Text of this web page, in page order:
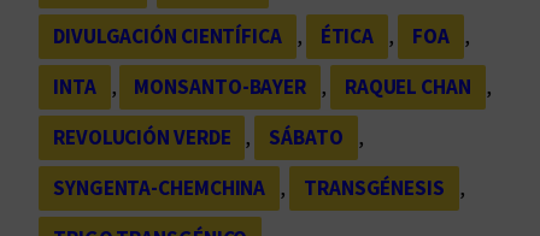
DIVULGACIÓN CIENTÍFICA
, ÉTICA , FOA
,
INTA
, MONSANTO-BAYER , RAQUEL CHAN
,
REVOLUCIÓN VERDE
, SÁBATO
,
SYNGENTA-CHEMCHINA
, TRANSGÉNESIS
,